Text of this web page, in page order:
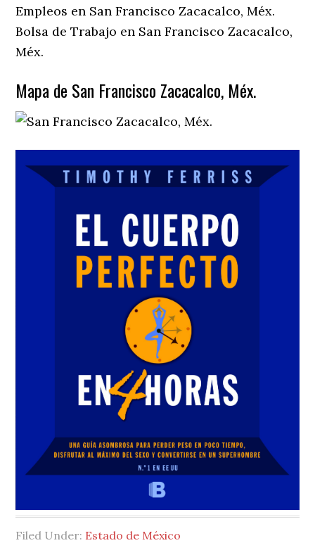
Empleos en San Francisco Zacacalco, Méx.
Bolsa de Trabajo en San Francisco Zacacalco,
Méx.
Mapa de San Francisco Zacacalco, Méx.
Filed Under: Estado de México